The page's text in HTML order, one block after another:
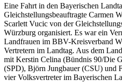
Eine Fahrt in den Bayerischen
Gleichstellungsbeauftragte Carmen
Scarlett Vucic von der
Würzburg organisiert. Es war ein
Landfrauen im BBV-Kreisverband
Vertretern im Landtag. Aus dem
mit Kerstin Celina (Bündnis 90/Die
(SPD), Björn Jungbauer (CSU) und
vier Volksvertreter im Bayerischen